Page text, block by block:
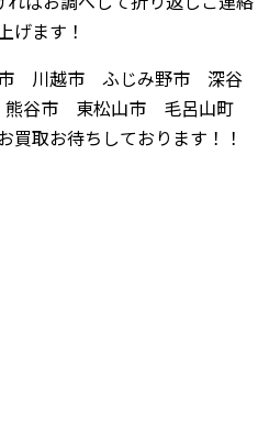
げます！
川越市 ふじみ野市 深谷
谷市 東松山市 毛呂山町
取お待ちしております！！